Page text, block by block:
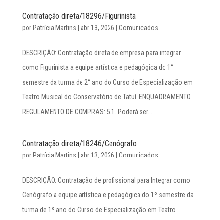
Contratação direta/18296/Figurinista
por Patrícia Martins abr 13, 2026 Comunicados
DESCRIÇÃO: Contratação direta de empresa para integrar
como Figurinista a equipe artística e pedagógica do 1°
semestre da turma de 2° ano do Curso de Especialização em
Teatro Musical do Conservatório de Tatuí. ENQUADRAMENTO
REGULAMENTO DE COMPRAS: 5.1. Poderá ser...
Contratação direta/18246/Cenógrafo
por Patrícia Martins abr 13, 2026 Comunicados
DESCRIÇÃO: Contratação de profissional para Integrar como
Cenógrafo a equipe artística e pedagógica do 1º semestre da
turma de 1º ano do Curso de Especialização em Teatro